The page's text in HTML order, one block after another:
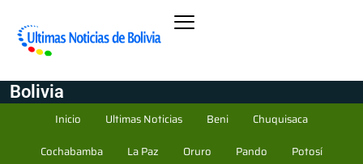
Bolivia
Inicio Ultimas Noticias Beni
Chuquisaca
Cochabamba
La Paz Oruro Pando
Potosí